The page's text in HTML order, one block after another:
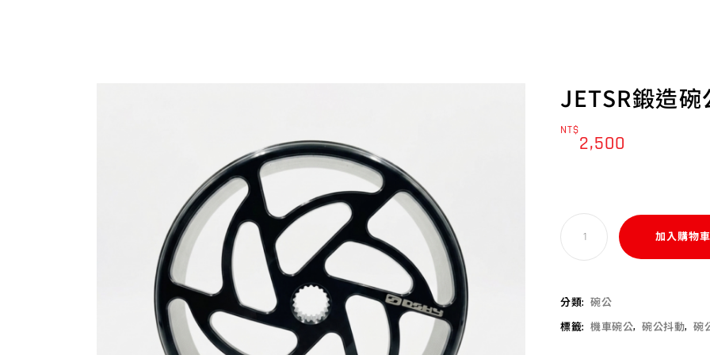
JETSR鍛造碗
NT$
2,500
加入購物車
分類: 碗公
標籤: 機車碗公, 碗公抖動, 碗